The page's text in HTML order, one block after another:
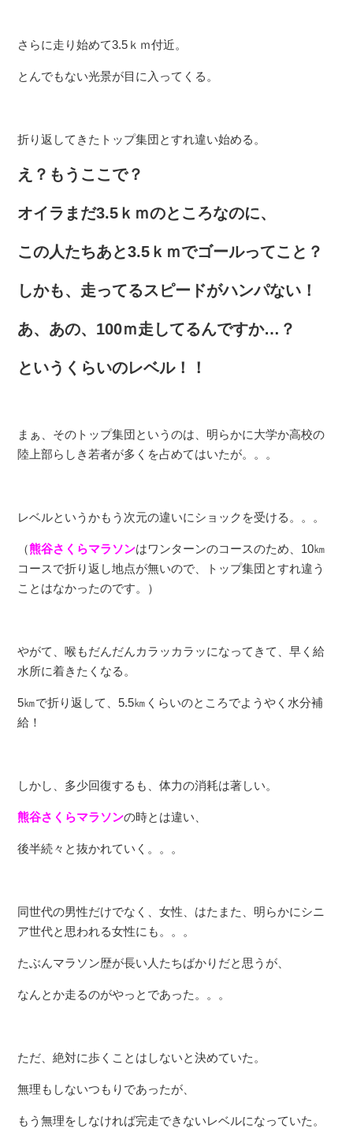
さらに走り始めて3.5ｋｍ付近。
とんでもない光景が目に入ってくる。
折り返してきたトップ集団とすれ違い始める。
え？もうここで？
オイラまだ3.5ｋｍのところなのに、
この人たちあと3.5ｋｍでゴールってこと？
しかも、走ってるスピードがハンパない！
あ、あの、100ｍ走してるんですか…？
というくらいのレベル！！
まぁ、そのトップ集団というのは、明らかに大学か高校の
陸上部らしき若者が多くを占めてはいたが。。。
レベルというかもう次元の違いにショックを受ける。。。
（熊谷さくらマラソンはワンターンのコースのため、10㎞
コースで折り返し地点が無いので、トップ集団とすれ違う
ことはなかったのです。）
やがて、喉もだんだんカラッカラッになってきて、早く給
水所に着きたくなる。
5㎞で折り返して、5.5㎞くらいのところでようやく水分補
給！
しかし、多少回復するも、体力の消耗は著しい。
熊谷さくらマラソンの時とは違い、
後半続々と抜かれていく。。。
同世代の男性だけでなく、女性、はたまた、明らかにシニ
ア世代と思われる女性にも。。。
たぶんマラソン歴が長い人たちばかりだと思うが、
なんとか走るのがやっとであった。。。
ただ、絶対に歩くことはしないと決めていた。
無理もしないつもりであったが、
もう無理をしなければ完走できないレベルになっていた。